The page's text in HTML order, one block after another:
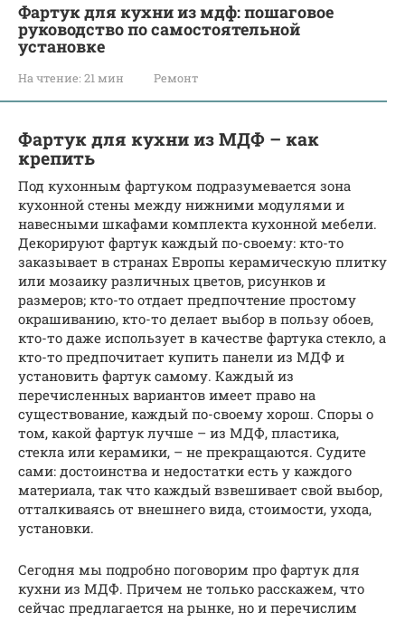
Фартук для кухни из мдф: пошаговое
руководство по самостоятельной
установке
На чтение: 21 мин Ремонт
Фартук для кухни из МДФ – как
крепить
Под кухонным фартуком подразумевается зона
кухонной стены между нижними модулями и
навесными шкафами комплекта кухонной мебели.
Декорируют фартук каждый по-своему: кто-то
заказывает в странах Европы керамическую плитку
или мозаику различных цветов, рисунков и
размеров; кто-то отдает предпочтение простому
окрашиванию, кто-то делает выбор в пользу обоев,
кто-то даже использует в качестве фартука стекло, а
кто-то предпочитает купить панели из МДФ и
установить фартук самому. Каждый из
перечисленных вариантов имеет право на
существование, каждый по-своему хорош. Споры о
том, какой фартук лучше – из МДФ, пластика,
стекла или керамики, – не прекращаются. Судите
сами: достоинства и недостатки есть у каждого
материала, так что каждый взвешивает свой выбор,
отталкиваясь от внешнего вида, стоимости, ухода,
установки.
Сегодня мы подробно поговорим про фартук для
кухни из МДФ. Причем не только расскажем, что
сейчас предлагается на рынке, но и перечислим